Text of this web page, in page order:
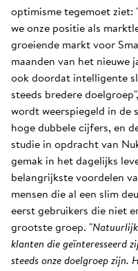
optimisme tegemoet
we onze positie als
groeiende markt voor
maanden van het
ook doordat intelligente
steeds bredere
wordt weerspiegeld in de
hoge dubbele cijfers, en
studie in opdracht van
gemak in het dagelijks
belangrijkste voordelen
mensen die al een slim
eerst gebruikers die niet
grootste groep. "
klanten die geïnteresseerd
steeds onze doelgroep zijn.